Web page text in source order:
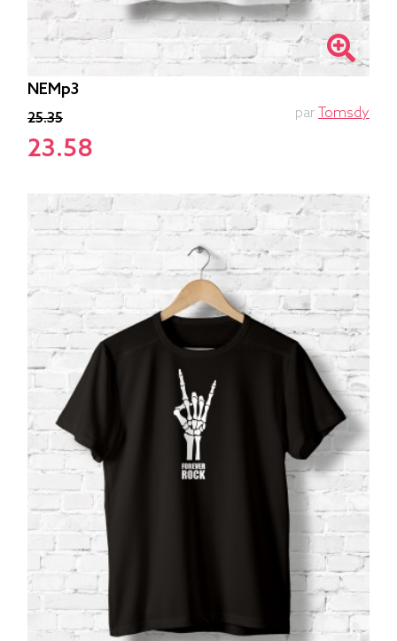
NEMp3
25.35
23.58
par Tomsdy